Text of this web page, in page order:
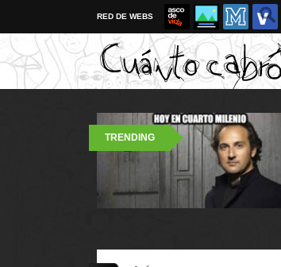
RED DE WEBS
TRENDING